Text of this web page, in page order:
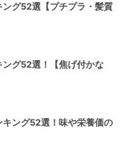
グ52選【プチプラ・髪質
グ52選！【焦げ付かな
ング52選！味や栄養価の